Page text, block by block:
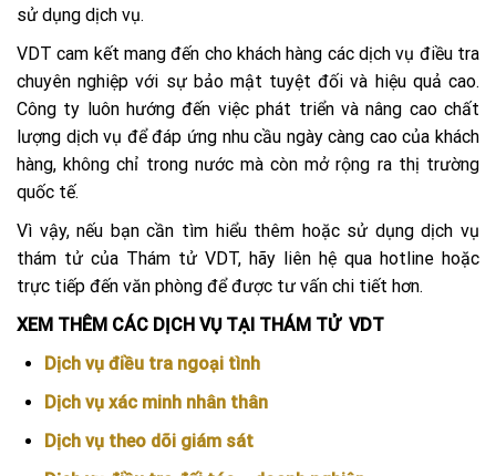
sử dụng dịch vụ.
VDT cam kết mang đến cho khách hàng các dịch vụ điều tra
chuyên nghiệp với sự bảo mật tuyệt đối và hiệu quả cao.
Công ty luôn hướng đến việc phát triển và nâng cao chất
lượng dịch vụ để đáp ứng nhu cầu ngày càng cao của khách
hàng, không chỉ trong nước mà còn mở rộng ra thị trường
quốc tế​.
Vì vậy, nếu bạn cần tìm hiểu thêm hoặc sử dụng dịch vụ
thám tử của Thám tử VDT, hãy liên hệ qua hotline hoặc
trực tiếp đến văn phòng để được tư vấn chi tiết hơn.
XEM THÊM CÁC DỊCH VỤ TẠI THÁM TỬ VDT
Dịch vụ điều tra ngoại tình
Dịch vụ xác minh nhân thân
Dịch vụ theo dõi giám sát